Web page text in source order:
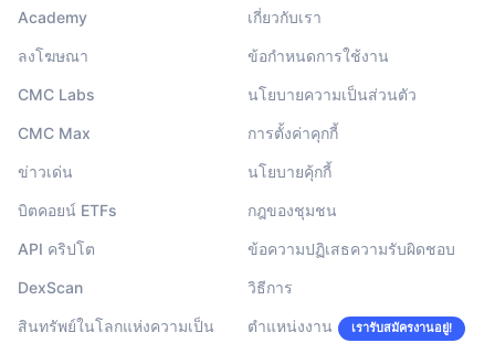
Academy
ลงโฆษณา
CMC Labs
CMC Max
ข่าวเด่น
บิตคอยน์ ETFs
API คริปโต
DexScan
สินทรัพย์ในโลกแห่งความเป็น
เกี่ยวกับเรา
ข้อกำหนดการใช้งาน
นโยบายความเป็นส่วนตัว
การตั้งค่าคุกกี้
นโยบายคุ้กกี้
กฎของชุมชน
ข้อความปฏิเสธความรับผิดชอบ
วิธีการ
ตำแหน่งงาน เรารับสมัครงานอยู่!